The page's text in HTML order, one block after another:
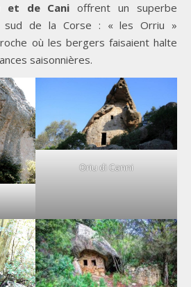
et de Cani offrent un superbe
sud de la Corse : « les Orriu »
où les bergers faisaient halte
saisonnières.
Oriu di Canni